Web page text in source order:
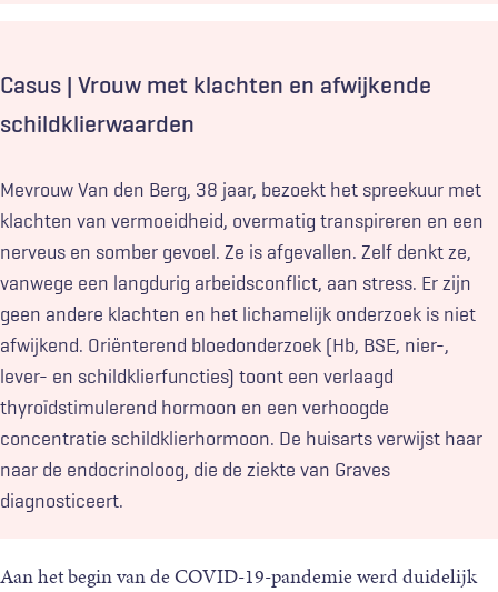
Adam
Eve
Casus | Vrouw met klachten en afwijkende
schildklierwaarden
Mevrouw Van den Berg, 38 jaar, bezoekt het spreekuur met
klachten van vermoeidheid, overmatig transpireren en een
nerveus en somber gevoel. Ze is afgevallen. Zelf denkt ze,
vanwege een langdurig arbeidsconflict, aan stress. Er zijn
geen andere klachten en het lichamelijk onderzoek is niet
afwijkend. Oriënterend bloedonderzoek (Hb, BSE, nier-,
lever- en schildklierfuncties) toont een verlaagd
thyroïdstimulerend hormoon en een verhoogde
concentratie schildklierhormoon. De huisarts verwijst haar
naar de endocrinoloog, die de ziekte van Graves
diagnosticeert.
Aan het begin van de COVID-19-pandemie werd duidelijk